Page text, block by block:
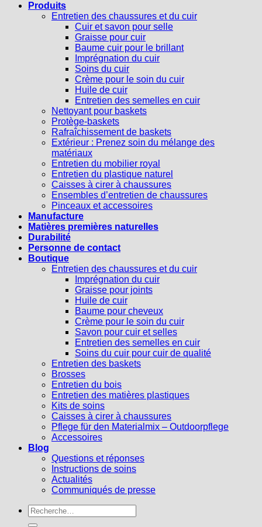
Produits
Entretien des chaussures et du cuir
Cuir et savon pour selle
Graisse pour cuir
Baume cuir pour le brillant
Imprégnation du cuir
Soins du cuir
Crème pour le soin du cuir
Huile de cuir
Entretien des semelles en cuir
Nettoyant pour baskets
Protège-baskets
Rafraîchissement de baskets
Extérieur : Prenez soin du mélange des
matériaux
Entretien du mobilier royal
Entretien du plastique naturel
Caisses à cirer à chaussures
Ensembles d’entretien de chaussures
Pinceaux et accessoires
Manufacture
Matières premières naturelles
Durabilité
Personne de contact
Boutique
Entretien des chaussures et du cuir
Imprégnation du cuir
Graisse pour joints
Huile de cuir
Baume pour cheveux
Crème pour le soin du cuir
Savon pour cuir et selles
Entretien des semelles en cuir
Soins du cuir pour cuir de qualité
Entretien des baskets
Brosses
Entretien du bois
Entretien des matières plastiques
Kits de soins
Caisses à cirer à chaussures
Pflege für den Materialmix – Outdoorpflege
Accessoires
Blog
Questions et réponses
Instructions de soins
Actualités
Communiqués de presse
Recherche
pour :